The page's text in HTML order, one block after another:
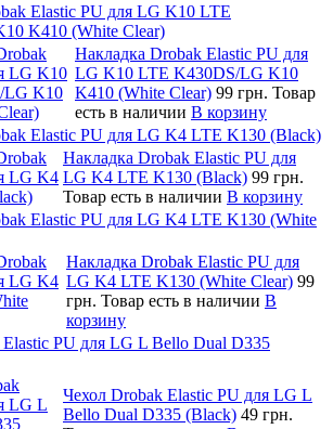
Elastic PU для LG K10 LTE
K410 (White Clear)
Накладка Drobak Elastic PU для
LG K10 LTE K430DS/LG K10
K410 (White Clear) 99 грн. Товар
есть в наличии В корзину
Elastic PU для LG K4 LTE K130 (Black)
Накладка Drobak Elastic PU для
LG K4 LTE K130 (Black) 99 грн.
Товар есть в наличии В корзину
Elastic PU для LG K4 LTE K130 (White
Накладка Drobak Elastic PU для
LG K4 LTE K130 (White Clear) 99
грн. Товар есть в наличии В
корзину
PU для LG L Bello Dual D335
Чехол Drobak Elastic PU для LG L
Bello Dual D335 (Black) 49 грн.